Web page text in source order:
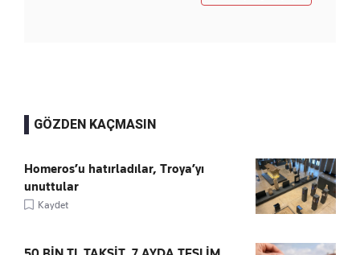
GÖZDEN KAÇMASIN
Homeros’u hatırladılar, Troya’yı
unuttular
Kaydet